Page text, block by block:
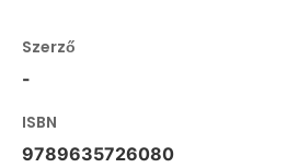
Szerző
-
ISBN
9789635726080